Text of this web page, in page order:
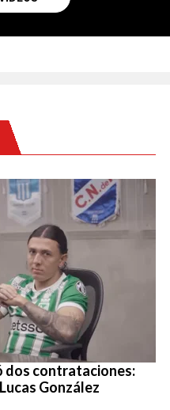
dos contrataciones:
González